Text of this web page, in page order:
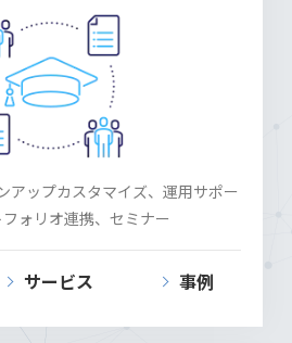
アップカスタマイズ、運用サポー
フォリオ連携、セミナー
サービス 事例